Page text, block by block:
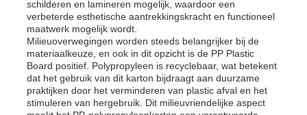
De Plastic Raad van pp
PP Advertising Board
Plastic PP-plaat
schilderen en lamineren mogelijk, waardoor een
verbeterde esthetische aantrekkingskracht en functioneel
maatwerk mogelijk wordt.
Milieuoverwegingen worden steeds belangrijker bij de
materiaalkeuze, en ook in dit opzicht is de PP Plastic
Board positief. Polypropyleen is recyclebaar, wat betekent
dat het gebruik van dit karton bijdraagt ​​aan duurzame
praktijken door het verminderen van plastic afval en het
stimuleren van hergebruik. Dit milieuvriendelijke aspect